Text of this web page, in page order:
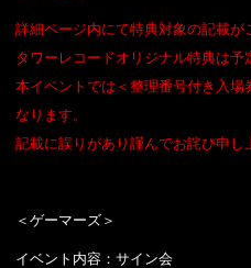
詳細ページ内にて特典対象の記載が
タワーレコードオリジナル特典は予
本イベントでは＜整理番号付き入場
なります。
記載に誤りがあり謹んでお詫び申し
＜ゲーマーズ＞
イベント内容：サイン会